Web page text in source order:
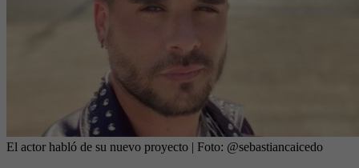
El actor habló de su nuevo proyecto | Foto: @sebastiancaicedo